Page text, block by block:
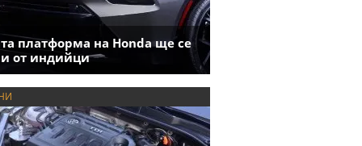
платформа на Honda ще се
от индийци